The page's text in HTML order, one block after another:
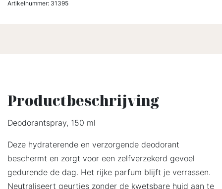
Artikelnummer: 31395
Productbeschrijving
Deodorantspray, 150 ml
Deze hydraterende en verzorgende deodorant
beschermt en zorgt voor een zelfverzekerd gevoel
gedurende de dag. Het rijke parfum blijft je verrassen.
Neutraliseert geurtjes zonder de kwetsbare huid aan te